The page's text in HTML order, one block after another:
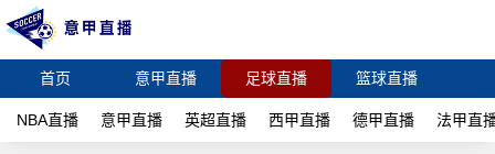
首页 意甲直播 足球直播 篮球直播
NBA直播 意甲直播 英超直播 西甲直播 德甲直播 法甲直